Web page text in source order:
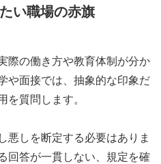
い職場の赤旗
際の働き方や教育体制が分か
や面接では、抽象的な印象だ
質問します。
悪しを断定する必要はありま
回答が一貫しない、規定を確